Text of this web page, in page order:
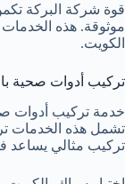
قوة شركة البركة
موثوقة. هذه الخدمات
الكويت.
تركيب أدوات صحية
خدمة تركيب أدوات
تشمل هذه الخدمات
تركيب مثالي يساعد